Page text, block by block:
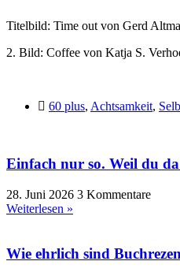
Titelbild: Time out von Gerd
2. Bild: Coffee von Katja S.
60 plus, Achtsamkeit,
Einfach nur so. Weil du
28. Juni 2026 3 Kommentare
Weiterlesen »
Wie ehrlich sind